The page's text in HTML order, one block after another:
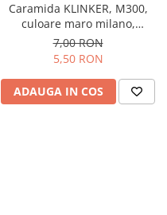
Caramida KLINKER, M300,
culoare maro milano,
250x120x65
7,00 RON
5,50 RON
ADAUGA IN COS